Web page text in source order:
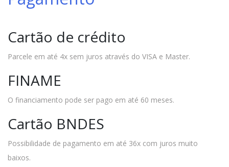
Cartão de crédito
Parcele em até 4x sem juros através do VISA e Master.
FINAME
O financiamento pode ser pago em até 60 meses.
Cartão BNDES
Possibilidade de pagamento em até 36x com juros muito
baixos.